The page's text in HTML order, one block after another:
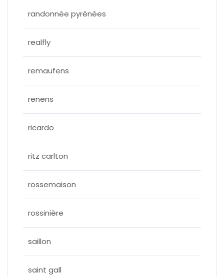
randonnée pyrénées
realfly
remaufens
renens
ricardo
ritz carlton
rossemaison
rossinière
saillon
saint gall